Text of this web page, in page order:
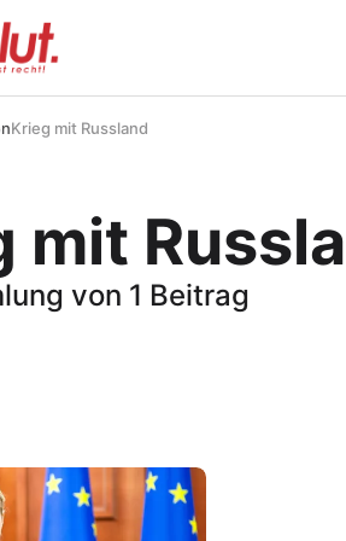
Krieg mit Russland
mit
von 1 Beitrag